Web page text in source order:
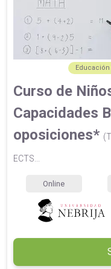
Curso de
Capacidades
oposiciones*
ECTS...
Online